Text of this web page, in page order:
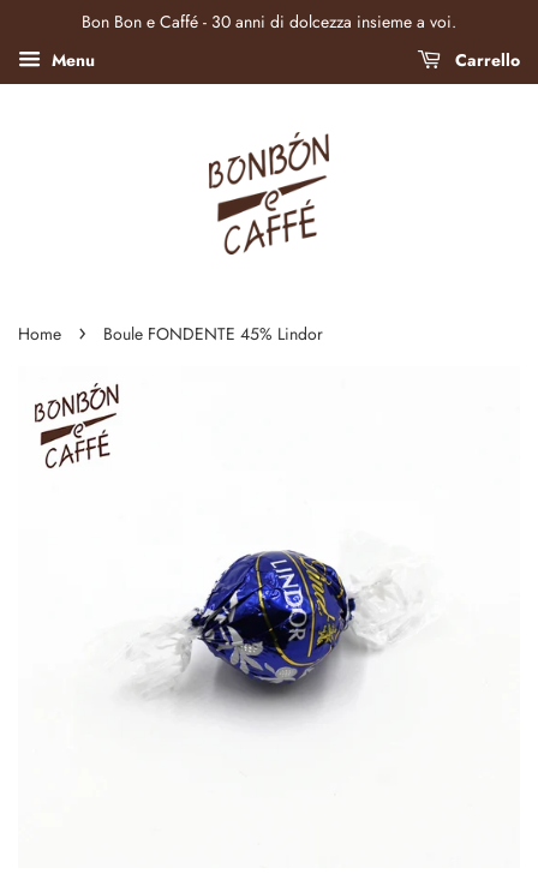
Bon Bon e Caffé - 30 anni di dolcezza insieme a voi.
Menu
Carrello
Home › Boule FONDENTE 45% Lindor